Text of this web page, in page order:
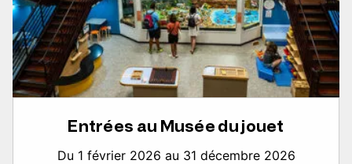
Entrées au Musée du jouet
Du 1 février 2026 au 31 décembre 2026